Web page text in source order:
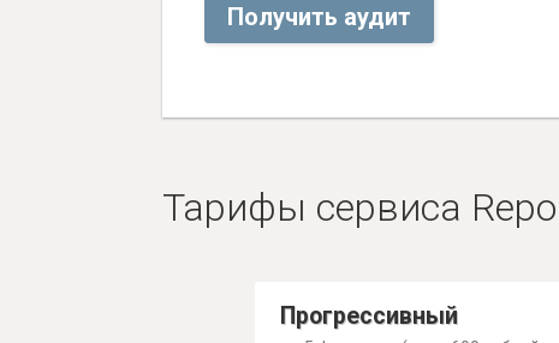
Получить аудит
Тарифы сервиса
Прогрессивный